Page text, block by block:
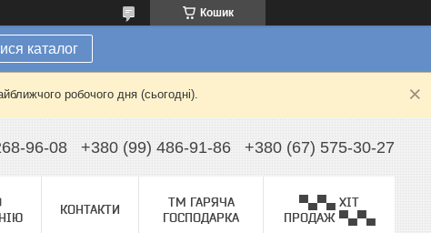
Кошик
каталог
робочого дня (сьогодні).
96-08 +380 (99) 486-91-86 +380 (67) 575-30-27
КОНТАКТИ
ТМ ГАРЯЧА
ГОСПОДАРКА
▀▄▀▄ ХІТ
ПРОДАЖ ▀▄▀▄